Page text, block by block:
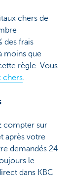
chers de
des frais
moins que
règle. Vous
chers.
compter sur
après votre
demandés 24
le
dans KBC